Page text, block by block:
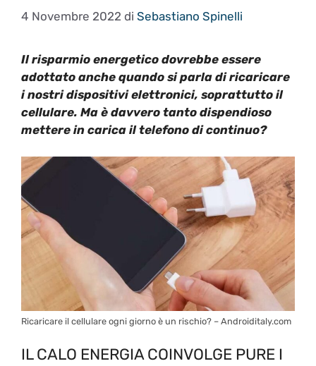
4 Novembre 2022 di Sebastiano Spinelli
Il risparmio energetico dovrebbe essere
adottato anche quando si parla di ricaricare
i nostri dispositivi elettronici, soprattutto il
cellulare. Ma è davvero tanto dispendioso
mettere in carica il telefono di continuo?
Ricaricare il cellulare ogni giorno è un rischio? – Androiditaly.com
IL CALO ENERGIA COINVOLGE PURE I